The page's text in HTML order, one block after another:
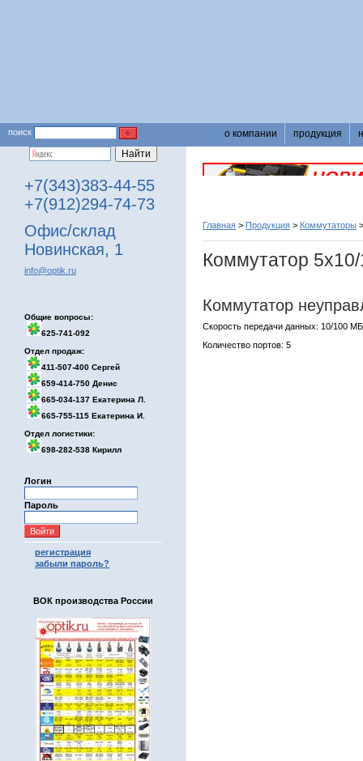
поиск о компании продукция
+7(343)383-44-55
+7(912)294-74-73
Офис/склад
Новинская, 1
info@optik.ru
Общие вопросы:
625-741-092
Отдел продаж:
411-507-400 Сергей
659-414-750 Денис
665-034-137 Екатерина Л.
665-755-115 Екатерина И.
Отдел логистики:
698-282-538 Кирилл
Логин
Пароль
регистрация
забыли пароль?
ВОК производства России
Главная > Продукция > Коммутаторы
Коммутатор
Коммутатор
Скорость передачи данных: 10/100
Количество портов: 5